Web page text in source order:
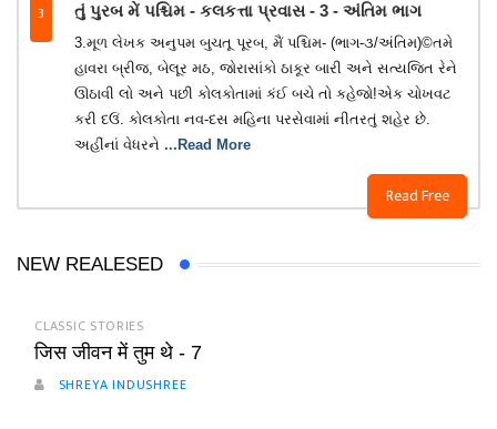
3 તું પુરબ મેં પશ્ચિમ - કલકત્તા પ્રવાસ - 3 - અંતિમ ભાગ
Read Free
3.મૂળ લેખક અનુપમ બુચતૂ પૂરબ, મૈં પશ્ચિમ- (ભાગ-૩/અંતિમ)©તમે
હાવરા બ્રીજ, બેલૂર મઠ, જોરાસાંકો ઠાકૂર બારી અને સત્યજિત રેને
ઊઠાવી લો અને પછી કોલકોતામાં કંઈ બચે તો કહેજો!એક ચોખવટ
કરી દઉં. કોલકોતા નવ-દસ મહિના પરસેવામાં નીતરતું શહેર છે.
અહીંનાં વેધરને ...Read More
NEW REALESED
CLASSIC STORIES
जिस जीवन में तुम थे - 7
SHREYA INDUSHREE